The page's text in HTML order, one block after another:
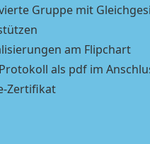
Gruppe mit
am Flipchart
als pdf im
Zertifikat